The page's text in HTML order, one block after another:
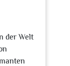
der Welt